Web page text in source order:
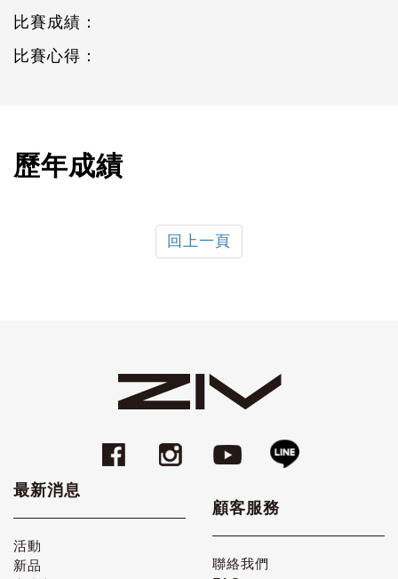
比賽成績：
比賽心得：
歷年成績
回上一頁
最新消息
活動
新品
顧客服務
聯絡我們